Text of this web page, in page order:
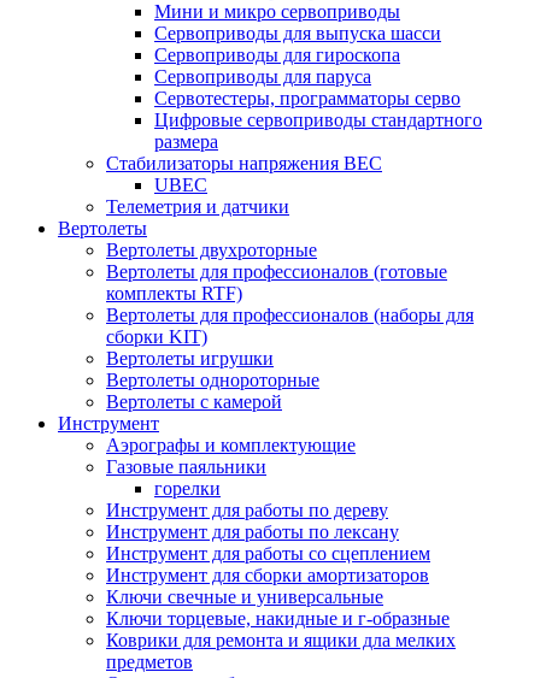
Мини и микро сервоприводы
Сервоприводы для выпуска шасси
Сервоприводы для гироскопа
Сервоприводы для паруса
Сервотестеры, программаторы серво
Цифровые сервоприводы стандартного
размера
Стабилизаторы напряжения BEC
UBEC
Телеметрия и датчики
Вертолеты
Вертолеты двухроторные
Вертолеты для профессионалов (готовые
комплекты RTF)
Вертолеты для профессионалов (наборы для
сборки KIT)
Вертолеты игрушки
Вертолеты однороторные
Вертолеты с камерой
Инструмент
Аэрографы и комплектующие
Газовые паяльники
горелки
Инструмент для работы по дереву
Инструмент для работы по лексану
Инструмент для работы со сцеплением
Инструмент для сборки амортизаторов
Ключи свечные и универсальные
Ключи торцевые, накидные и г-образные
Коврики для ремонта и ящики дла мелких
предметов